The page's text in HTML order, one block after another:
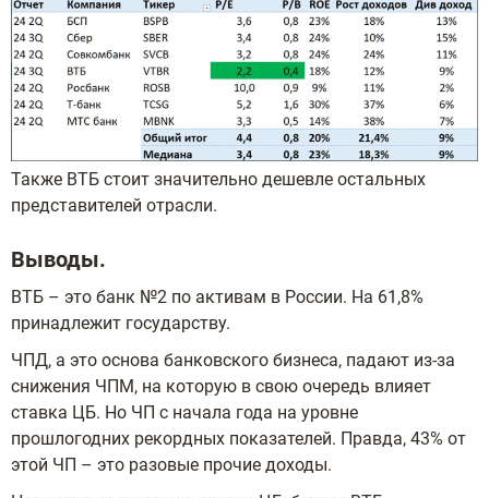
Также ВТБ стоит значительно дешевле остальных
представителей отрасли.
Выводы.
ВТБ – это банк №2 по активам в России. На 61,8%
принадлежит государству.
ЧПД, а это основа банковского бизнеса, падают из-за
снижения ЧПМ, на которую в свою очередь влияет
ставка ЦБ. Но ЧП с начала года на уровне
прошлогодних рекордных показателей. Правда, 43% от
этой ЧП – это разовые прочие доходы.